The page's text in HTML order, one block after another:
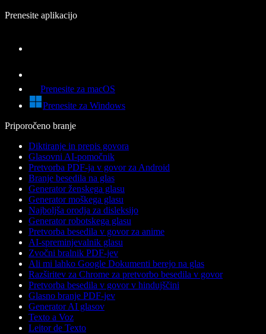
Prenesite aplikacijo
Prenesite za macOS
Prenesite za Windows
Priporočeno branje
Diktiranje in prepis govora
Glasovni AI-pomočnik
Pretvorba PDF-ja v govor za Android
Branje besedila na glas
Generator ženskega glasu
Generator moškega glasu
Najboljša orodja za disleksijo
Generator robotskega glasu
Pretvorba besedila v govor za anime
AI-spreminjevalnik glasu
Zvočni bralnik PDF-jev
Ali mi lahko Google Dokumenti berejo na glas
Razširitev za Chrome za pretvorbo besedila v govor
Pretvorba besedila v govor v hindujščini
Glasno branje PDF-jev
Generator AI glasov
Texto a Voz
Leitor de Texto